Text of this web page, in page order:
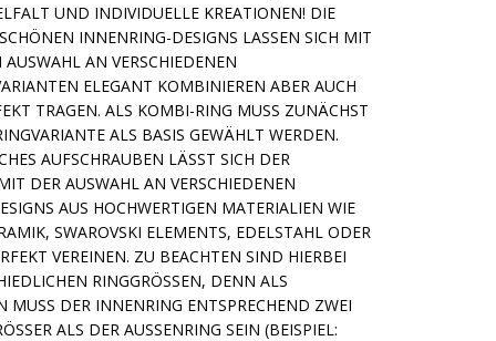
UND INDIVIDUELLE KREATIONEN! DIE A
INNENRING-DESIGNS LASSEN SICH MIT D
AN VERSCHIEDENEN AU
ELEGANT KOMBINIEREN ABER AUCH EIN
TRAGEN. ALS KOMBI-RING MUSS ZUNÄCHST EIN
ALS BASIS GEWÄHLT WERDEN. DURC
LÄSST SICH DER AUSSE
AUSWAHL AN VERSCHIEDENEN INNEN
AUS HOCHWERTIGEN MATERIALIEN WIE HIGHT
SWAROVSKI ELEMENTS, EDELSTAHL ODER MILAN
VEREINEN. ZU BEACHTEN SIND HIERBEI DIE U
RINGGRÖSSEN, DENN ALS KOMBIN
INNENRING ENTSPRECHEND ZWEI NUMMER
DER AUSSENRING SEIN (BEISPIEL: AUSSENRIN